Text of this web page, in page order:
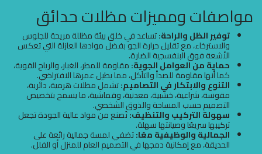
مواصفات ومميزات مظلات حدائق
توفير الظل والراحة:تساعد في خلق بيئة مظللة مريحة للجلوس
والاسترخاء، مع تقليل حرارة الجو بفضل موادها العازلة التي تعكس
الأشعة فوق البنفسجية الضارة.
حماية من العوامل الجوية:مقاومة للمطر، الغبار، والرياح القوية،
كما أنها مقاومة للصدأ والتآكل، مما يطيل عمرها الافتراضي.
التنوع والابتكار في التصاميم:تشمل مظلات هرمية، دائرية،
مقوسة، شراعية، خشبية، معدنية، وقماشية، ما يسمح بتخصيص
التصميم حسب المساحة والذوق الشخصي.
سهولة التركيب والتنظيف:تُصنع من مواد عالية الجودة تجعل
تركيبها سريعًا وصيانتها سهلة.
الجمالية والوظيفية معًا:تضفي لمسة جمالية رائعة على
الحديقة، مع إمكانية دمجها في التصميم العام للمنزل أو الفلل.